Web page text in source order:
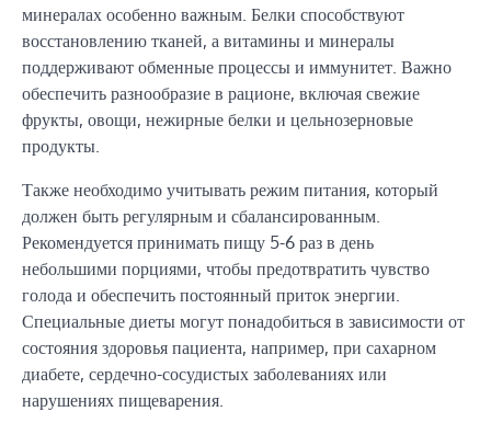
минералах особенно важным. Белки способствуют
восстановлению тканей, а витамины и минералы
поддерживают обменные процессы и иммунитет. Важно
обеспечить разнообразие в рационе, включая свежие
фрукты, овощи, нежирные белки и цельнозерновые
продукты.
Также необходимо учитывать режим питания, который
должен быть регулярным и сбалансированным.
Рекомендуется принимать пищу 5-6 раз в день
небольшими порциями, чтобы предотвратить чувство
голода и обеспечить постоянный приток энергии.
Специальные диеты могут понадобиться в зависимости от
состояния здоровья пациента, например, при сахарном
диабете, сердечно-сосудистых заболеваниях или
нарушениях пищеварения.